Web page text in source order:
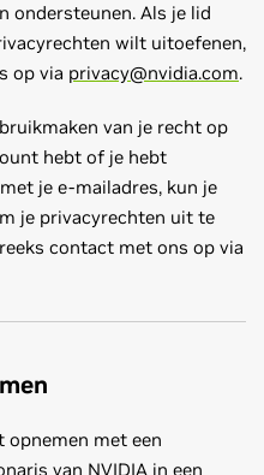
ondersteunen. Als je lid
wilt uitoefenen,
op via privacy@nvidia.com.
van je recht op
hebt of je hebt
je e-mailadres, kun je
je privacyrechten uit te
contact met ons op via
met een
van NVIDIA in een